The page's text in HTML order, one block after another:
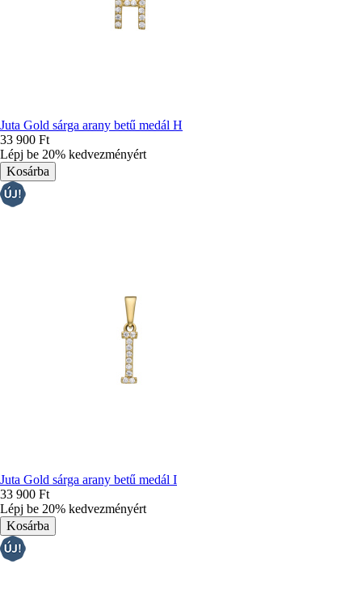
Juta Gold sárga arany betű medál H
33 900 Ft
Lépj be 20% kedvezményért
Juta Gold sárga arany betű medál I
33 900 Ft
Lépj be 20% kedvezményért